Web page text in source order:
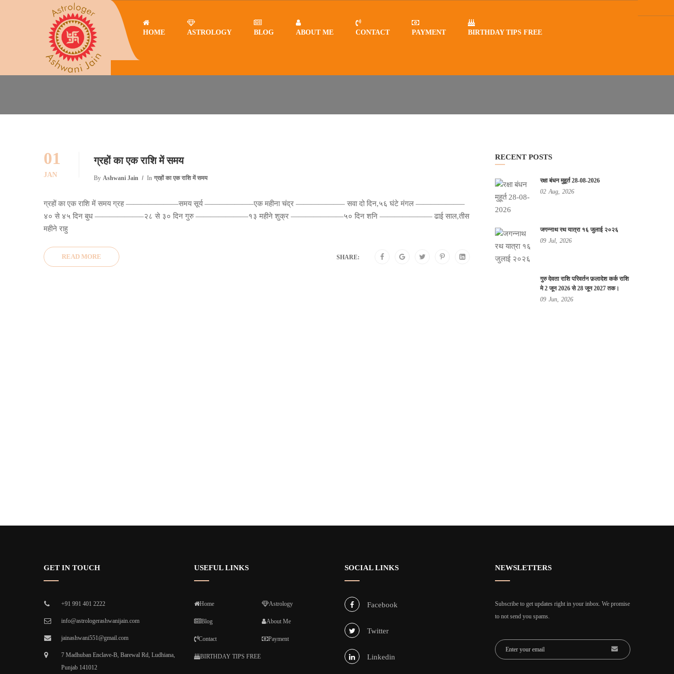
HOME ASTROLOGY BLOG ABOUT ME CONTACT PAYMENT BIRTHDAY TIPS FREE
Home ग्रहों का एक राशि में समय
ग्रहों का एक राशि में समय
01
JAN
ग्रहों का एक राशि में समय
By Ashwani Jain In ग्रहों का एक राशि में समय
ग्रहों का एक राशि में समय ग्रह ———————समय सूर्य ——————–एक महीना चंद्र ——————– सवा दो दिन,५६ घंटे मंगल ——————–
४० से ४५ दिन बुध ——————–२८ से ३० दिन गुरु ———————१३ महीने शुक्र ———————५० दिन शनि ——————— ढाई साल,तीस
महीने राहु
READ MORE SHARE:
RECENT POSTS
रक्षा बंधन मुहूर्त 28-08-2026
02 Aug, 2026
जगन्नाथ रथ यात्रा १६ जुलाई २०२६
09 Jul, 2026
गुरु देवता राशि परिवर्तन फ़लादेश कर्क राशि
मे 2 जून 2026 से 28 जून 2027 तक।
09 Jun, 2026
GET IN TOUCH
+91 991 401 2222
info@astrologerashwanijain.com
jainashwani551@gmail.com
7 Madhuban Enclave-B, Barewal Rd, Ludhiana,
Punjab 141012
USEFUL LINKS
Home Astrology
Blog About Me
Contact Payment
BIRTHDAY TIPS FREE
SOCIAL LINKS
Facebook
Twitter
Linkedin
NEWSLETTERS
Subscribe to get updates right in your inbox. We promise
to not send you spams.